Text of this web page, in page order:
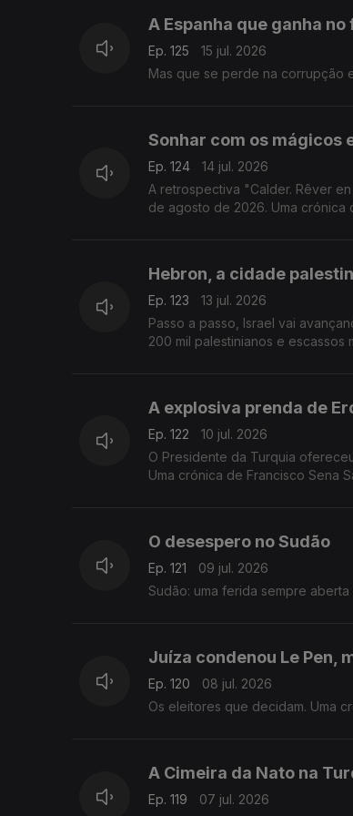
A Espanha que ganha
Ep. 125
15 jul. 2026
Mas que se perde na corrupção
Sonhar com os mágicos
Ep. 124
14 jul. 2026
A retrospectiva "Calder. Rêver
de agosto de 2026. Uma crónica
Hebron, a cidade
Ep. 123
13 jul. 2026
Passo a passo, Israel vai
200 mil palestinianos e escassos
A explosiva prenda de
Ep. 122
10 jul. 2026
O Presidente da Turquia
Uma crónica de Francisco Sena
O desespero no Sudão
Ep. 121
09 jul. 2026
Sudão: uma ferida sempre
Juíza condenou Le Pen,
Ep. 120
08 jul. 2026
Os eleitores que decidam. Uma
A Cimeira da Nato na
Ep. 119
07 jul. 2026